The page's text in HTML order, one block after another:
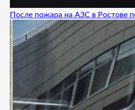
После пожара на АЗС в Ростове